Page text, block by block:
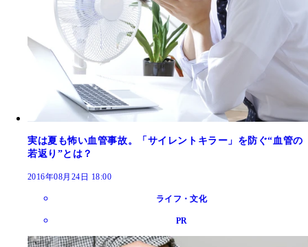
実は夏も怖い血管事故。「サイレントキラー」を防ぐ“血管の
若返り”とは？
2016年08月24日 18:00
ライフ・文化
PR